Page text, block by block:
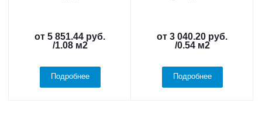
от 5 851.44 руб.
/1.08 м2
Подробнее
от 3 040.20 руб.
/0.54 м2
Подробнее